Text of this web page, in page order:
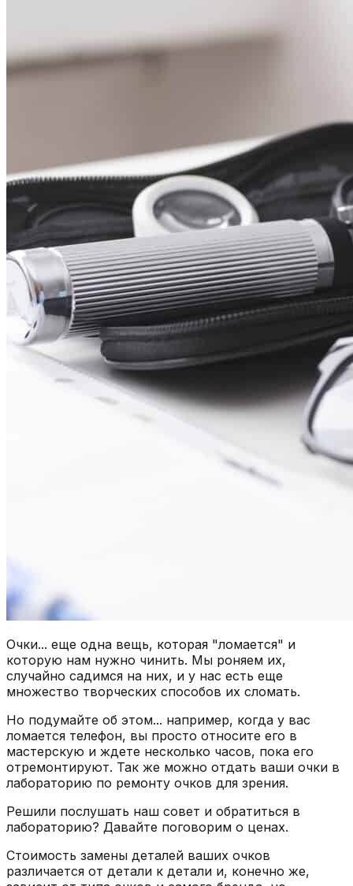
Очки... еще одна вещь, которая "ломается" и
которую нам нужно чинить. Мы роняем их,
случайно садимся на них, и у нас есть еще
множество творческих способов их сломать.
Но подумайте об этом... например, когда у вас
ломается телефон, вы просто относите его в
мастерскую и ждете несколько часов, пока его
отремонтируют. Так же можно отдать ваши очки в
лабораторию по ремонту очков для зрения.
Решили послушать наш совет и обратиться в
лабораторию? Давайте поговорим о ценах.
Стоимость замены деталей ваших очков
различается от детали к детали и, конечно же,